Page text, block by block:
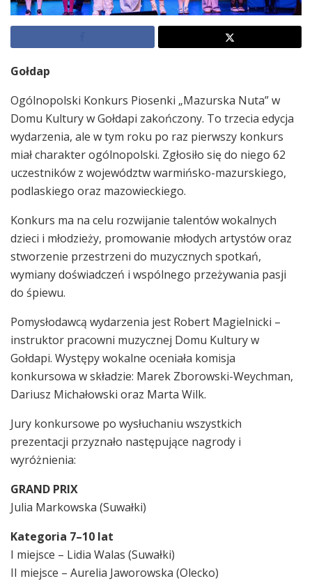
Gołdap
Ogólnopolski Konkurs Piosenki „Mazurska Nuta” w
Domu Kultury w Gołdapi zakończony. To trzecia edycja
wydarzenia, ale w tym roku po raz pierwszy konkurs
miał charakter ogólnopolski. Zgłosiło się do niego 62
uczestników z województw warmińsko-mazurskiego,
podlaskiego oraz mazowieckiego.
Konkurs ma na celu rozwijanie talentów wokalnych
dzieci i młodzieży, promowanie młodych artystów oraz
stworzenie przestrzeni do muzycznych spotkań,
wymiany doświadczeń i wspólnego przeżywania pasji
do śpiewu.
Pomysłodawcą wydarzenia jest Robert Magielnicki –
instruktor pracowni muzycznej Domu Kultury w
Gołdapi. Występy wokalne oceniała komisja
konkursowa w składzie: Marek Zborowski-Weychman,
Dariusz Michałowski oraz Marta Wilk.
Jury konkursowe po wysłuchaniu wszystkich
prezentacji przyznało następujące nagrody i
wyróżnienia:
GRAND PRIX
Julia Markowska (Suwałki)
Kategoria 7–10 lat
I miejsce – Lidia Walas (Suwałki)
II miejsce – Aurelia Jaworowska (Olecko)